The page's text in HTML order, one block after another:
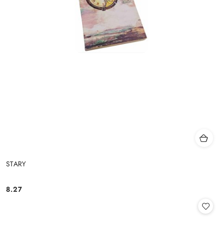
STARY
Cena:
8.27